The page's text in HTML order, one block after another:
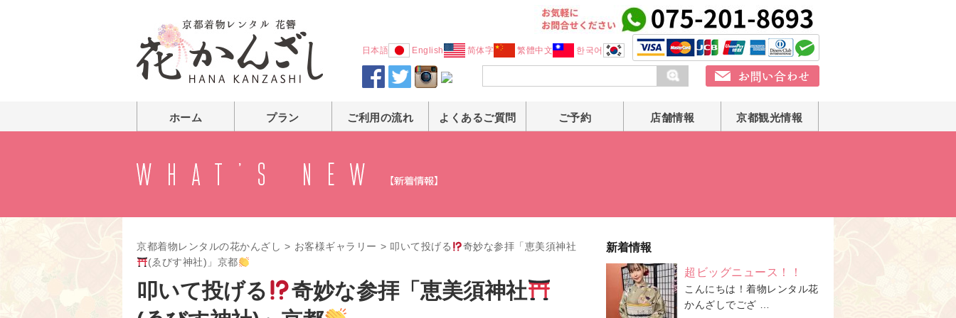
日本語 English 简体字 繁體中文 한국어
ホーム プラン ご利用の流れ よくあるご質問 ご予約 店舗情報 京都観光情報
京都着物レンタルの花かんざし > お客様ギャラリー > 叩いて投げる
奇妙な参拝「恵美須神社
(ゑびす神社)」京都
叩いて投げる
奇妙な参拝「恵美須神社
新着情報
超ビッグニュース！！
こんにちは！着物レンタル花
かんざしでござ …